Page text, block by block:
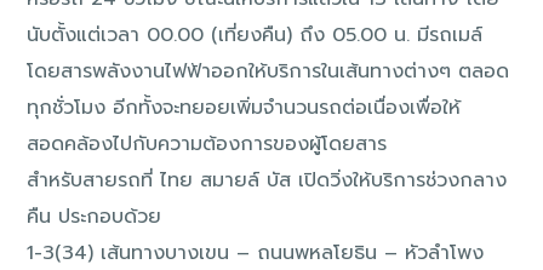
นับตั้งแต่เวลา 00.00 (เที่ยงคืน) ถึง 05.00 น. มีรถเมล์
โดยสารพลังงานไฟฟ้าออกให้บริการในเส้นทางต่างๆ ตลอด
ทุกชั่วโมง อีกทั้งจะทยอยเพิ่มจำนวนรถต่อเนื่องเพื่อให้
สอดคล้องไปกับความต้องการของผู้โดยสาร
สำหรับสายรถที่ ไทย สมายล์ บัส เปิดวิ่งให้บริการช่วงกลาง
คืน ประกอบด้วย
1-3(34) เส้นทางบางเขน – ถนนพหลโยธิน – หัวลำโพง